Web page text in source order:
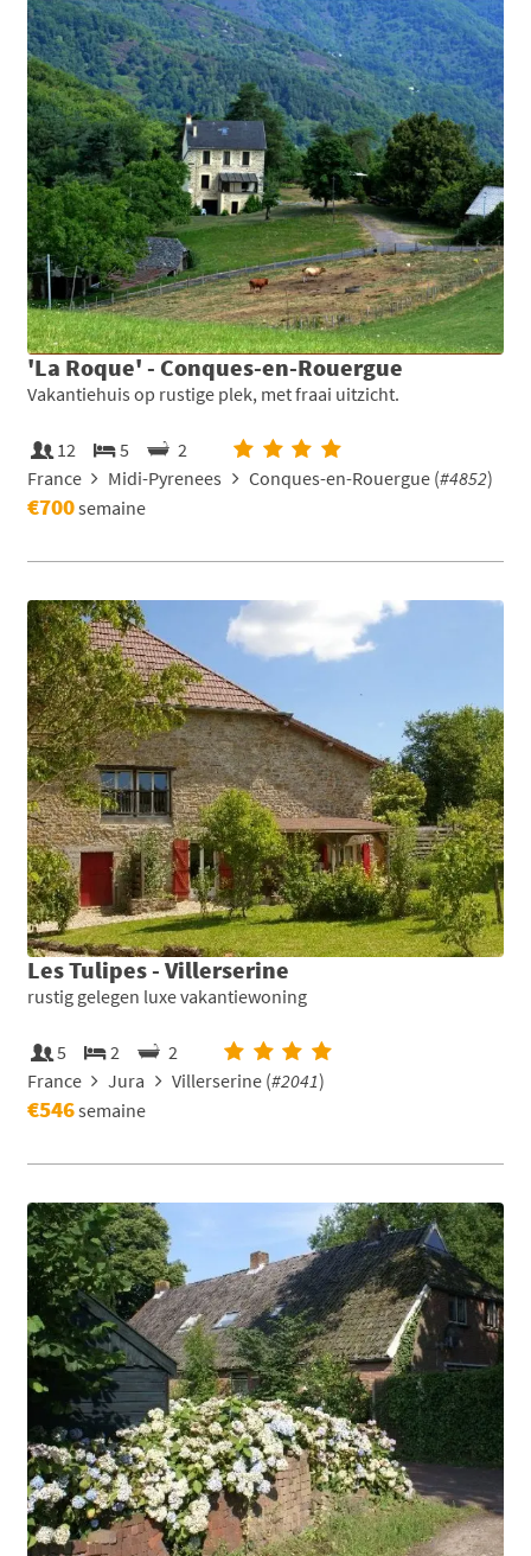
'La Roque' - Conques-en-Rouergue
Vakantiehuis op rustige plek, met fraai uitzicht.
12 5
2
France
Midi-Pyrenees Conques-en-Rouergue (#4852)
€700semaine
Les Tulipes - Villerserine
rustig gelegen luxe vakantiewoning
5 2
2
France
Jura Villerserine (#2041)
€546semaine